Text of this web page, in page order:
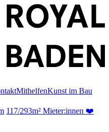
MithelfenKunst im Bau
117/293m² Mieter:innen ❤️